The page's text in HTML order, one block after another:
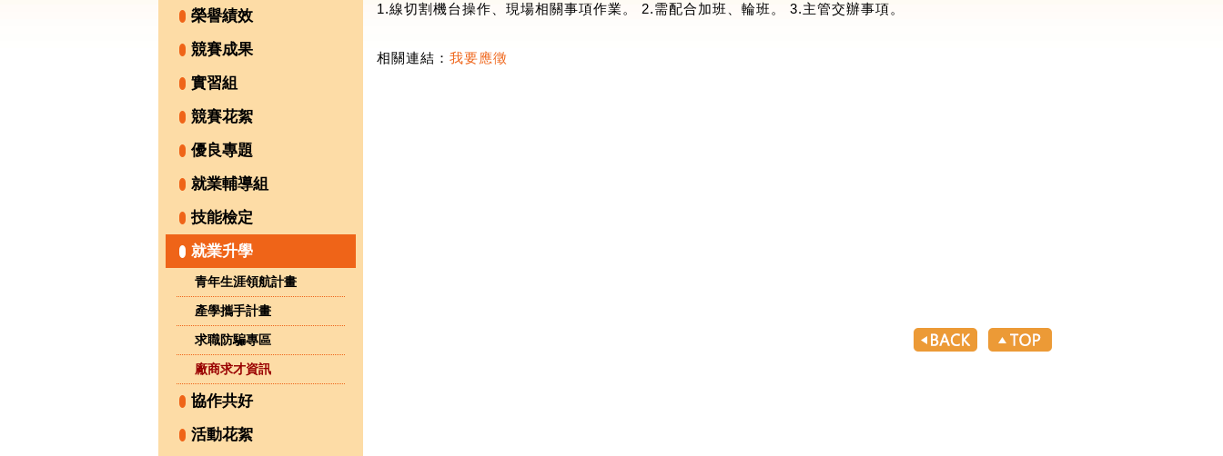
榮譽績效
競賽成果
實習組
競賽花絮
優良專題
就業輔導組
技能檢定
就業升學
青年生涯領航計畫
產學攜手計畫
求職防騙專區
廠商求才資訊
協作共好
活動花絮
1.線切割機台操作、現場相關事項作業。 2.需配合加班、輪班。 3.主管交辦事項。
相關連結： 我要應徵